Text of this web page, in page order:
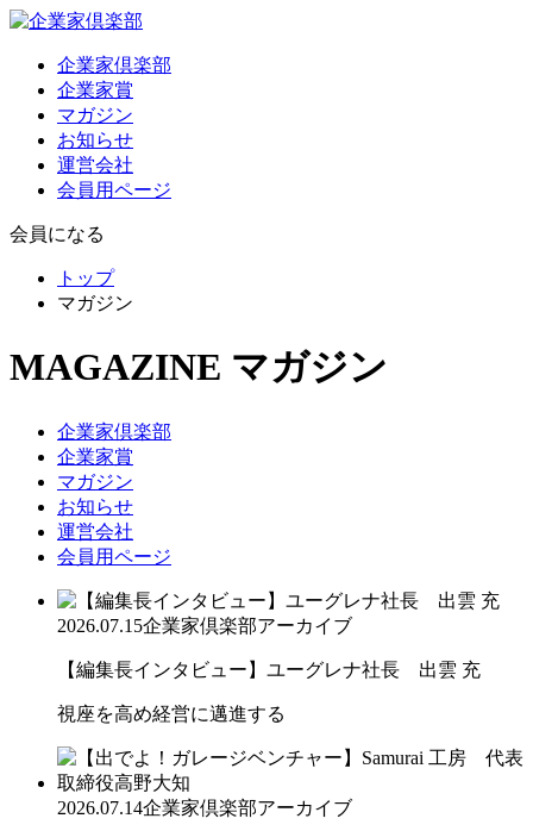
企業家倶楽部
企業家賞
マガジン
お知らせ
運営会社
会員用ページ
会員になる
トップ
マガジン
MAGAZINE マガジン
企業家倶楽部
企業家賞
マガジン
お知らせ
運営会社
会員用ページ
2026.07.15企業家倶楽部アーカイブ
【編集長インタビュー】ユーグレナ社長 出雲 充
視座を高め経営に邁進する
2026.07.14企業家倶楽部アーカイブ